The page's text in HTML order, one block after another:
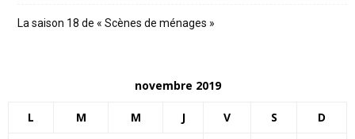
La saison 18 de « Scènes de ménages »
novembre 2019
L M M J V S D